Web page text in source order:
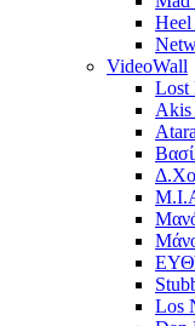
VideoWall
Lost
Akis
Los